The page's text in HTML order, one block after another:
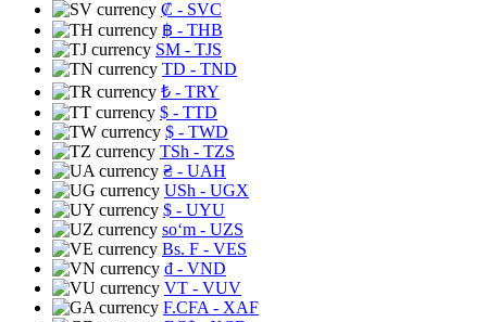
₡ - SVC
฿ - THB
ЅМ - TJS
TD - TND
₺ - TRY
$ - TTD
$ - TWD
TSh - TZS
₴ - UAH
USh - UGX
$ - UYU
soʻm - UZS
Bs. F - VES
₫ - VND
VT - VUV
F.CFA - XAF